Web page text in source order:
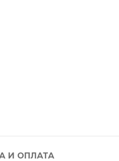
И ОПЛАТА